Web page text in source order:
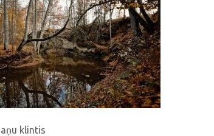
klintis